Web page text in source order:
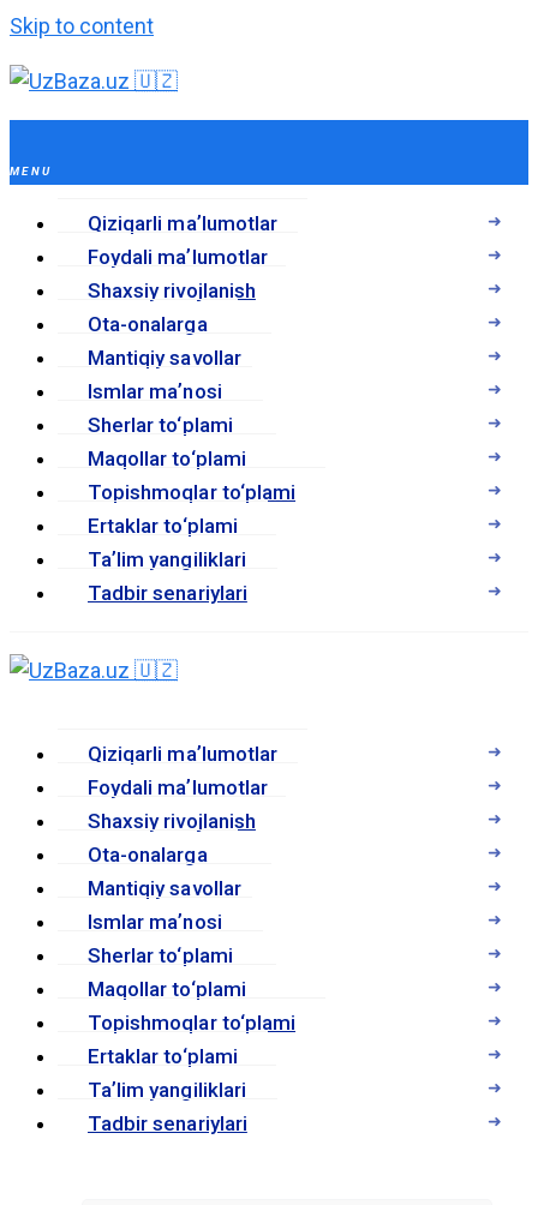
Skip to content
Qiziqarli maʼlumotlar
Foydali maʼlumotlar
Shaxsiy rivojlanish
Ota-onalarga
Mantiqiy savollar
Ismlar maʼnosi
Sherlar to‘plami
Maqollar to‘plami
Topishmoqlar to‘plami
Ertaklar to‘plami
Taʼlim yangiliklari
Tadbir senariylari
Qiziqarli maʼlumotlar
Foydali maʼlumotlar
Shaxsiy rivojlanish
Ota-onalarga
Mantiqiy savollar
Ismlar maʼnosi
Sherlar to‘plami
Maqollar to‘plami
Topishmoqlar to‘plami
Ertaklar to‘plami
Taʼlim yangiliklari
Tadbir senariylari